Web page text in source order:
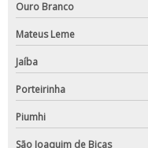
Ouro Branco
Mateus Leme
Jaíba
Porteirinha
Piumhi
São Joaquim de Bicas